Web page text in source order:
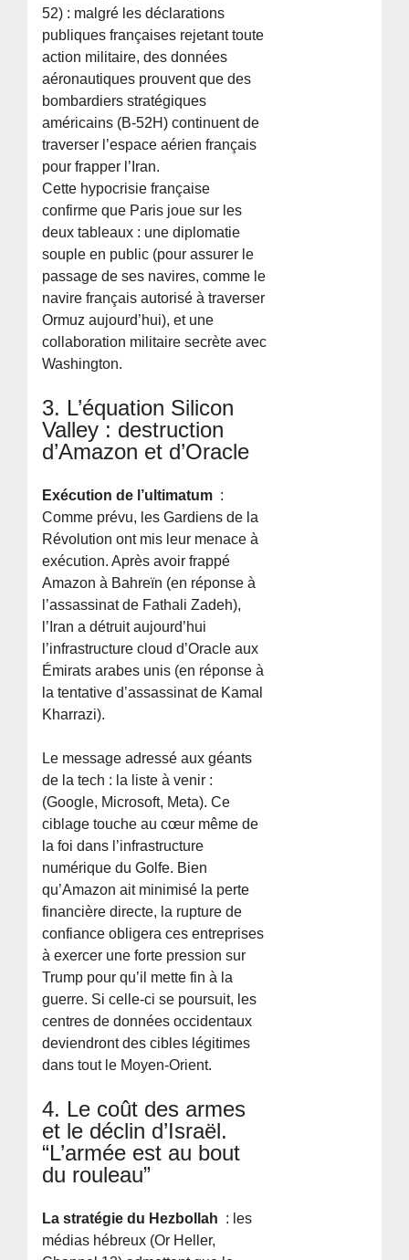
52) : malgré les déclarations
publiques françaises rejetant toute
action militaire, des données
aéronautiques prouvent que des
bombardiers stratégiques
américains (B-52H) continuent de
traverser l’espace aérien français
pour frapper l’Iran.
Cette hypocrisie française
confirme que Paris joue sur les
deux tableaux : une diplomatie
souple en public (pour assurer le
passage de ses navires, comme le
navire français autorisé à traverser
Ormuz aujourd’hui), et une
collaboration militaire secrète avec
Washington.
3. L’équation Silicon
Valley : destruction
d’Amazon et d’Oracle
Exécution de l’ultimatum :
Comme prévu, les Gardiens de la
Révolution ont mis leur menace à
exécution. Après avoir frappé
Amazon à Bahreïn (en réponse à
l’assassinat de Fathali Zadeh),
l’Iran a détruit aujourd’hui
l’infrastructure cloud d’Oracle aux
Émirats arabes unis (en réponse à
la tentative d’assassinat de Kamal
Kharrazi).
Le message adressé aux géants
de la tech : la liste à venir :
(Google, Microsoft, Meta). Ce
ciblage touche au cœur même de
la foi dans l’infrastructure
numérique du Golfe. Bien
qu’Amazon ait minimisé la perte
financière directe, la rupture de
confiance obligera ces entreprises
à exercer une forte pression sur
Trump pour qu’il mette fin à la
guerre. Si celle-ci se poursuit, les
centres de données occidentaux
deviendront des cibles légitimes
dans tout le Moyen-Orient.
4. Le coût des armes
et le déclin d’Israël.
“L’armée est au bout
du rouleau”
La stratégie du Hezbollah : les
médias hébreux (Or Heller,